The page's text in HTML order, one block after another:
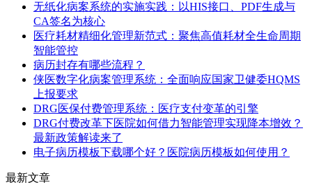
无纸化病案系统的实施实践：以HIS接口、PDF生成与
CA签名为核心
医疗耗材精细化管理新范式：聚焦高值耗材全生命周期
智能管控
病历封存有哪些流程？
侠医数字化病案管理系统：全面响应国家卫健委HQMS
上报要求
DRG医保付费管理系统：医疗支付变革的引擎
DRG付费改革下医院如何借力智能管理实现降本增效？
最新政策解读来了
电子病历模板下载哪个好？医院病历模板如何使用？
最新文章